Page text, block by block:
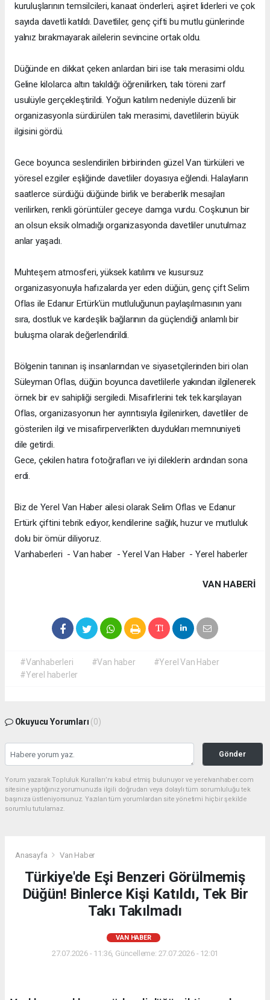
kuruluşlarının temsilcileri, kanaat önderleri, aşiret liderleri ve çok
sayıda davetli katıldı. Davetliler, genç çifti bu mutlu günlerinde
yalnız bırakmayarak ailelerin sevincine ortak oldu.
Düğünde en dikkat çeken anlardan biri ise takı merasimi oldu.
Geline kilolarca altın takıldığı öğrenilirken, takı töreni zarf
usulüyle gerçekleştirildi. Yoğun katılım nedeniyle düzenli bir
organizasyonla sürdürülen takı merasimi, davetlilerin büyük
ilgisini gördü.
Gece boyunca seslendirilen birbirinden güzel Van türküleri ve
yöresel ezgiler eşliğinde davetliler doyasıya eğlendi. Halayların
saatlerce sürdüğü düğünde birlik ve beraberlik mesajları
verilirken, renkli görüntüler geceye damga vurdu. Coşkunun bir
an olsun eksik olmadığı organizasyonda davetliler unutulmaz
anlar yaşadı.
Muhteşem atmosferi, yüksek katılımı ve kusursuz
organizasyonuyla hafızalarda yer eden düğün, genç çift Selim
Oflas ile Edanur Ertürk'ün mutluluğunun paylaşılmasının yanı
sıra, dostluk ve kardeşlik bağlarının da güçlendiği anlamlı bir
buluşma olarak değerlendirildi.
Bölgenin tanınan iş insanlarından ve siyasetçilerinden biri olan
Süleyman Oflas, düğün boyunca davetlilerle yakından ilgilenerek
örnek bir ev sahipliği sergiledi. Misafirlerini tek tek karşılayan
Oflas, organizasyonun her ayrıntısıyla ilgilenirken, davetliler de
gösterilen ilgi ve misafirperverlikten duydukları memnuniyeti
dile getirdi.
Gece, çekilen hatıra fotoğrafları ve iyi dileklerin ardından sona
erdi.
Biz de Yerel Van Haber ailesi olarak Selim Oflas ve Edanur
Ertürk çiftini tebrik ediyor, kendilerine sağlık, huzur ve mutluluk
dolu bir ömür diliyoruz.
Vanhaberleri - Van haber - Yerel Van Haber - Yerel haberler
VAN HABERİ
#Vanhaberleri #Van haber
#Yerel Van Haber
#Yerel haberler
Okuyucu Yorumları (0)
Gönder
Yorum yazarak Topluluk Kuralları’nı kabul etmiş bulunuyor ve yerelvanhaber.com
sitesine yaptığınız yorumunuzla ilgili doğrudan veya dolaylı tüm sorumluluğu tek
başınıza üstleniyorsunuz. Yazılan tüm yorumlardan site yönetimi hiçbir şekilde
sorumlu tutulamaz.
Anasayfa Van Haber
Türkiye'de Eşi Benzeri Görülmemiş
Düğün! Binlerce Kişi Katıldı, Tek Bir
Takı Takılmadı
VAN HABER
27.07.2026 - 11:36, Güncelleme: 27.07.2026 - 12:01